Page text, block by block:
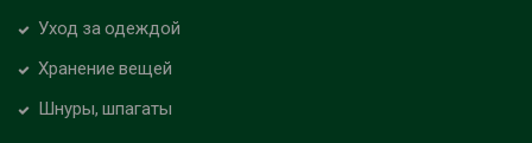
Уход за одеждой
Хранение вещей
Шнуры, шпагаты